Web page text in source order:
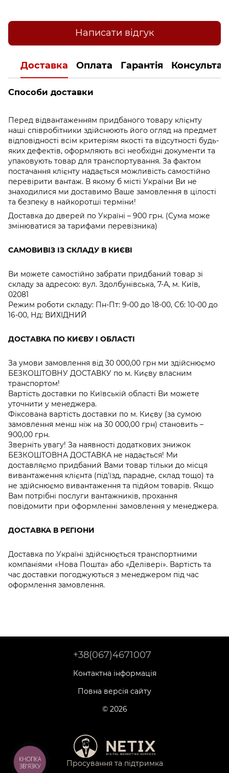
Написати відгук
Доставка Оплата Гарантія
Способи доставки
Перед відвантаженням придбаного товару клієнту
наші співробітники здійснюють його огляд на предмет
відповідності всім критеріям якості та відсутності будь-
яких дефектів, оформляють всі необхідні документи та
упаковують товар для транспортування. За фактом
постачання клієнту надається можливість самостійно
перевірити вантаж. В якому б місті України Ви не
знаходилися ми доставимо Ваше замовлення в цілості
та безпеку в найкоротші терміни!
Доставка до дверей по Україні – 900 грн. (Сума може
змінюватися за тарифами перевізника)
САМОВИВІЗ ІЗ СКЛАДУ В КИЄВІ
Ви можете самостійно забрати придбаний товар зі
складу за адресою: вул. Здолбунівська, 7-А, м. Київ,
02081
Режим роботи складу: Пн-Пт: 9-00 до 18-00, Сб: 10-00 до
16-00, Нд: ВИХІДНИЙ
ДОСТАВКА ПО КИЄВУ І ОБЛАСТІ
За умови замовлення від 30 000,00 грн ми здійснюємо
БЕЗКОШТОВНУ ДОСТАВКУ по м. Києву власним
транспортом!
Вартість доставки по Київській області Ви можете
уточнити у менеджера.
Фіксована вартість доставки по м. Києву (за сумою
замовлення менш ніж на 30 000,00 грн) становить –
900,00 грн.
Зверніть увагу! За наявності додаткових знижок
БЕЗКОШТОВНА ДОСТАВКА не надається! Ми
доставляємо придбаний Вами товар тільки до місця
вивантаження клієнта (під'їзд, парадне, склад тощо) та
не здійснюємо вивантаження та підйом товарів. Якщо
Вам потрібні послуги вантажників, прохання
повідомити при оформленні замовлення у менеджера.
ДОСТАВКА В РЕГІОНИ
Доставка по Україні здійснюється транспортними
компаніями «Нова Пошта» або «Делівері». Вартість та
час доставки погоджуються з менеджером під час
оформлення замовлення.
+38(067)4671007
Контактна інформація
Повна версія сайту
© 2026
Просування та підтримка
КНОПКА
ЗВ'ЯЗКУ